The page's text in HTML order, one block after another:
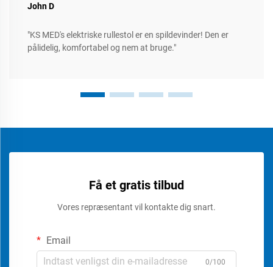
John D
"KS MED's elektriske rullestol er en spildevinder! Den er
pålidelig, komfortabel og nem at bruge."
Få et gratis tilbud
Vores repræsentant vil kontakte dig snart.
Email
0/100